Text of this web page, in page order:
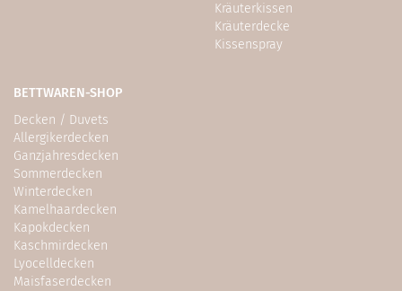
Kräuterkissen
Kräuterdecke
Kissenspray
BETTWAREN-SHOP
Decken / Duvets
Allergikerdecken
Ganzjahresdecken
Sommerdecken
Winterdecken
Kamelhaardecken
Kapokdecken
Kaschmirdecken
Lyocelldecken
Maisfaserdecken